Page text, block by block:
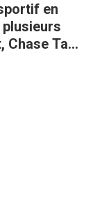
en
Tag,